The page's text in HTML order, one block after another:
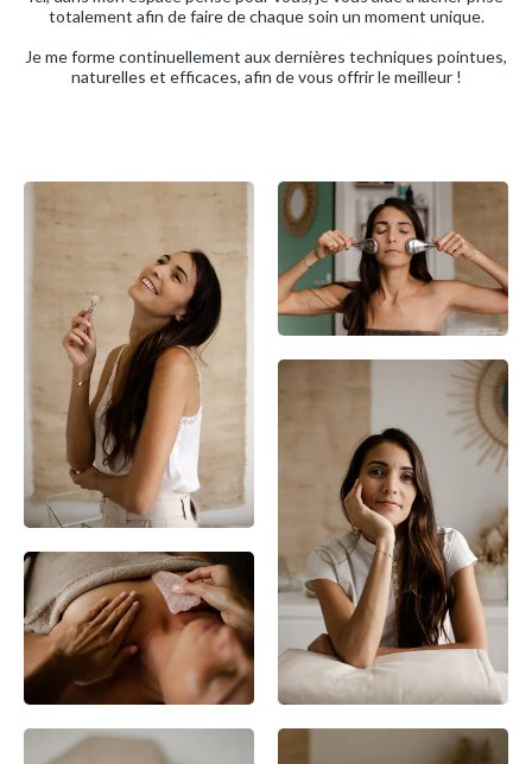
totalement afin de faire de chaque soin un moment unique.
Je me forme continuellement aux dernières techniques pointues,
naturelles et efficaces, afin de vous offrir le meilleur !